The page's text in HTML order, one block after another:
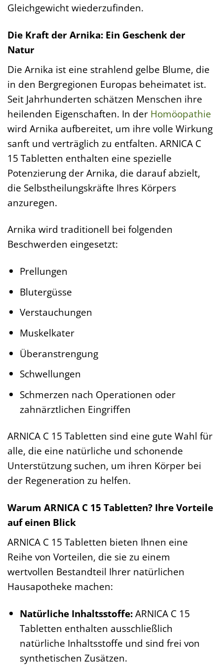
Gleichgewicht wiederzufinden.
Die Kraft der Arnika: Ein Geschenk der
Natur
Die Arnika ist eine strahlend gelbe Blume, die
in den Bergregionen Europas beheimatet ist.
Seit Jahrhunderten schätzen Menschen ihre
heilenden Eigenschaften. In der Homöopathie
wird Arnika aufbereitet, um ihre volle Wirkung
sanft und verträglich zu entfalten. ARNICA C
15 Tabletten enthalten eine spezielle
Potenzierung der Arnika, die darauf abzielt,
die Selbstheilungskräfte Ihres Körpers
anzuregen.
Arnika wird traditionell bei folgenden
Beschwerden eingesetzt:
Prellungen
Blutergüsse
Verstauchungen
Muskelkater
Überanstrengung
Schwellungen
Schmerzen nach Operationen oder
zahnärztlichen Eingriffen
ARNICA C 15 Tabletten sind eine gute Wahl für
alle, die eine natürliche und schonende
Unterstützung suchen, um ihren Körper bei
der Regeneration zu helfen.
Warum ARNICA C 15 Tabletten? Ihre Vorteile
auf einen Blick
ARNICA C 15 Tabletten bieten Ihnen eine
Reihe von Vorteilen, die sie zu einem
wertvollen Bestandteil Ihrer natürlichen
Hausapotheke machen:
Natürliche Inhaltsstoffe:ARNICA C 15
Tabletten enthalten ausschließlich
natürliche Inhaltsstoffe und sind frei von
synthetischen Zusätzen.